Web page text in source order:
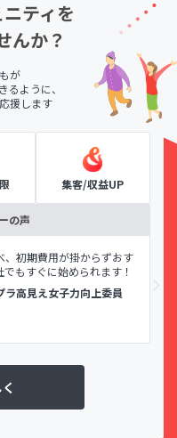
ティを
んか？
が
るように、
援します
集客/収益UP
の声
、初期費用が掛からずおす
もすぐに始められます！
ラ高見え女子力向上委員